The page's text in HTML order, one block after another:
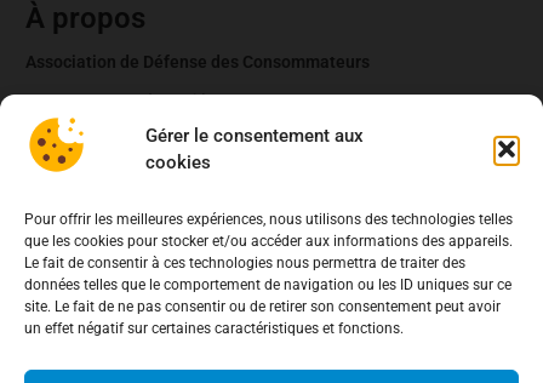
Gérer le consentement aux
cookies
Pour offrir les meilleures expériences, nous utilisons des technologies telles
que les cookies pour stocker et/ou accéder aux informations des appareils.
Le fait de consentir à ces technologies nous permettra de traiter des
données telles que le comportement de navigation ou les ID uniques sur ce
site. Le fait de ne pas consentir ou de retirer son consentement peut avoir
un effet négatif sur certaines caractéristiques et fonctions.
À propos
Association de Défense des Consommateurs
03.62.02.11.15(gratuit)
contact@adcfrance.fr
3-5 Rue Guerrier de Dumast
Antennes locales
Meurthe-et-Moselle (54)